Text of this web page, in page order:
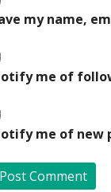
my name,
me of
me of new